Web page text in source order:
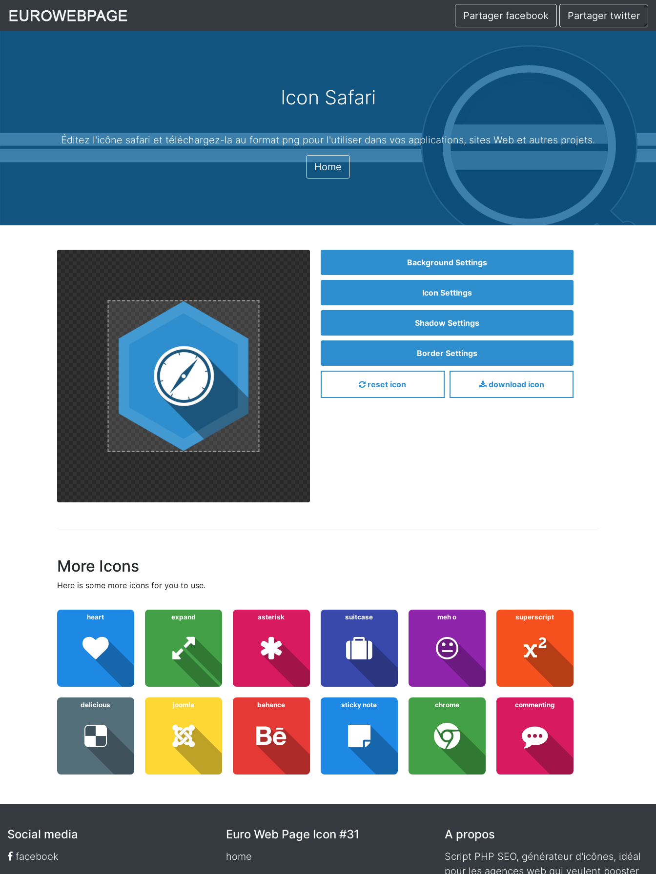
Partager facebook Partager twitter
Icon Safari
Éditez l'icône safari et téléchargez-la au format png pour l'utiliser dans vos applications, sites Web et autres projets.
Home
Background Settings
Icon Settings
Shadow Settings
Border Settings
reset icon download icon
More Icons
here is some more icons for you to use.
heart expand asterisk suitcase meh o superscript
delicious joomla behance sticky note chrome commenting
Social media
facebook
Euro Web Page Icon #31
home
A propos
Script PHP SEO, générateur d'icônes, idéal
pour les agences web qui veulent booster